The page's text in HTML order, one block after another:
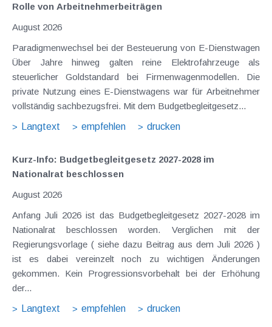
Rolle von Arbeitnehmer​­beiträgen
August 2026
Paradigmenwechsel bei der Besteuerung von E-Dienstwagen
Über Jahre hinweg galten reine Elektrofahrzeuge als
steuerlicher Goldstandard bei Firmenwagenmodellen. Die
private Nutzung eines E-Dienstwagens war für Arbeitnehmer
vollständig sachbezugsfrei. Mit dem Budgetbegleitgesetz...
Langtext
empfehlen drucken
Kurz-Info: Budgetbegleitgesetz 2027-2028 im
Nationalrat beschlossen
August 2026
Anfang Juli 2026 ist das Budgetbegleitgesetz 2027-2028 im
Nationalrat beschlossen worden. Verglichen mit der
Regierungsvorlage ( siehe dazu Beitrag aus dem Juli 2026 )
ist es dabei vereinzelt noch zu wichtigen Änderungen
gekommen. Kein Progressionsvorbehalt bei der Erhöhung
der...
Langtext
empfehlen drucken